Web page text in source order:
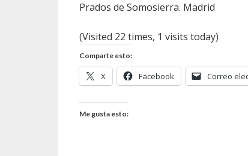
Prados de Somosierra. Madrid
(Visited 22 times, 1 visits today)
Comparte esto:
X Facebook Correo
Me gusta esto: